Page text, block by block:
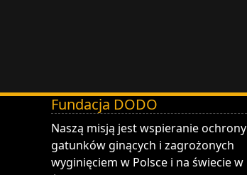
Fundacja DODO
DODO - Fundacja ZOO Wrocław
Naszą misją jest wspieranie ochrony
gatunków ginących i zagrożonych
wyginięciem w Polsce i na świecie w